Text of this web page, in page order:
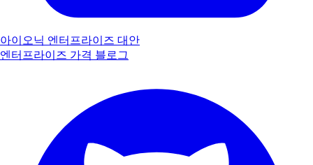
아이오닉 엔터프라이즈 대안
엔터프라이즈 가격 블로그